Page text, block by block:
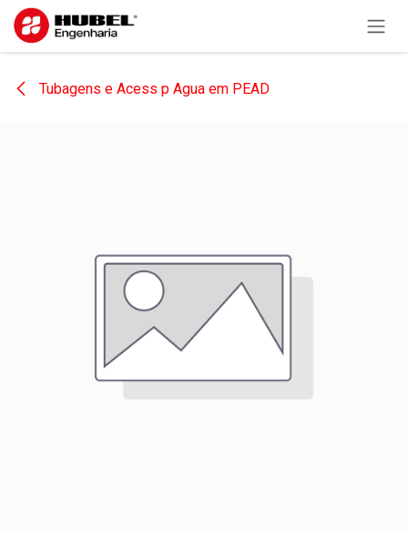
Pular para o conteúdo
Tubagens e Acess p Agua em PEAD